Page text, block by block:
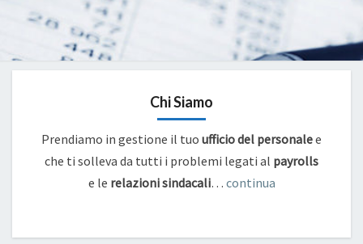
Chi Siamo
Prendiamo in gestione il tuo ufficio del personalee
che ti solleva da tutti i problemi legati al payrolls
e le relazioni sindacali… continua